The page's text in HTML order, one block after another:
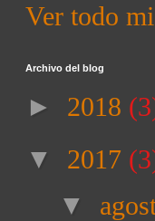
Ver todo
Archivo del blog
► 2018
▼ 2017
▼